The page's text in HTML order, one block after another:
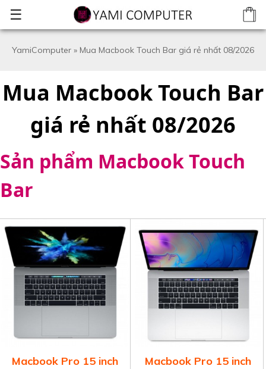
☰
YamiComputer » Mua Macbook Touch Bar giá rẻ nhất 08/2026
Mua Macbook Touch Bar
giá rẻ nhất 08/2026
Sản phẩm Macbook Touch
Bar
Macbook Pro 15 inch
Macbook Pro 15 inch